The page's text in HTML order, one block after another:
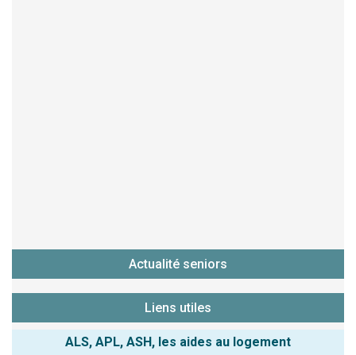
Actualité seniors
Liens utiles
ALS, APL, ASH, les aides au logement